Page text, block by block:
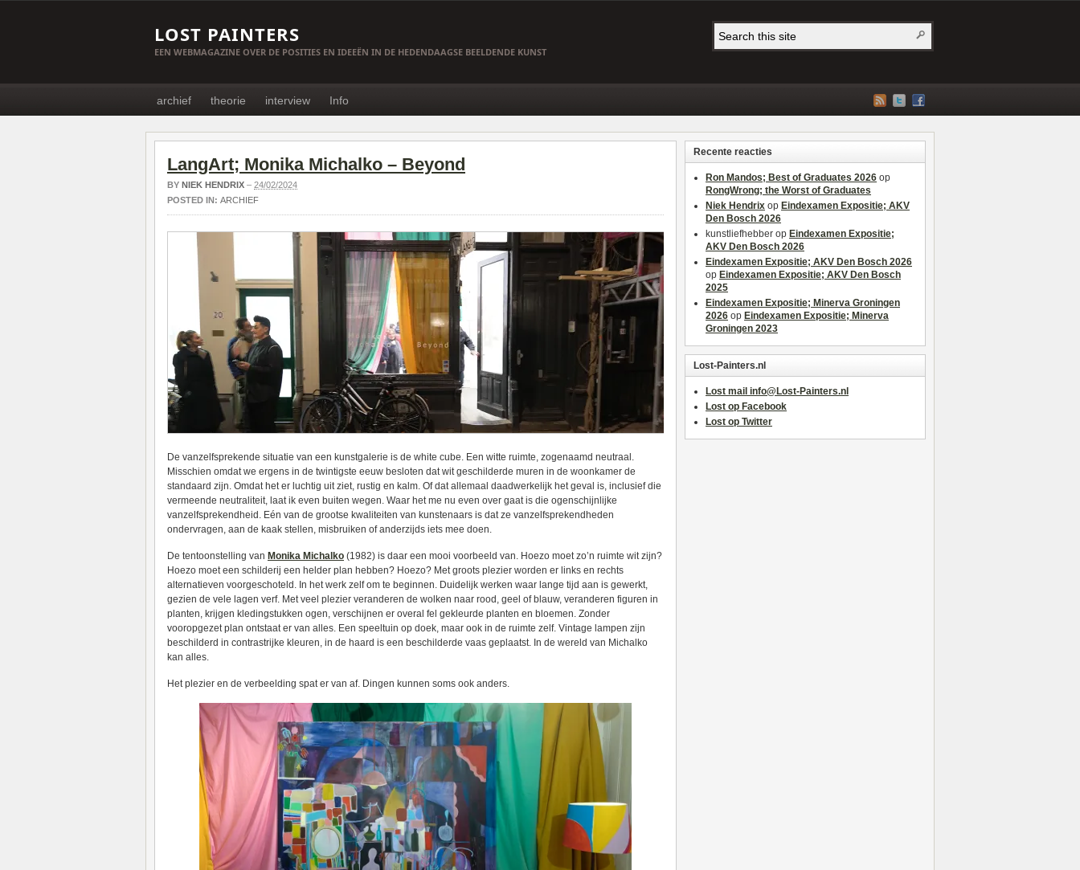
LOST PAINTERS
EEN WEBMAGAZINE OVER DE POSITIES EN IDEEËN IN DE HEDENDAAGSE BEELDENDE KUNST
archief theorie interview Info
LangArt; Monika Michalko – Beyond
BY NIEK HENDRIX – 24/02/2024
POSTED IN: ARCHIEF
De vanzelfsprekende situatie van een kunstgalerie is de white cube. Een witte ruimte, zogenaamd neutraal.
Misschien omdat we ergens in de twintigste eeuw besloten dat wit geschilderde muren in de woonkamer de
standaard zijn. Omdat het er luchtig uit ziet, rustig en kalm. Of dat allemaal daadwerkelijk het geval is, inclusief die
vermeende neutraliteit, laat ik even buiten wegen. Waar het me nu even over gaat is die ogenschijnlijke
vanzelfsprekendheid. Eén van de grootse kwaliteiten van kunstenaars is dat ze vanzelfsprekendheden
ondervragen, aan de kaak stellen, misbruiken of anderzijds iets mee doen.
De tentoonstelling van Monika Michalko (1982) is daar een mooi voorbeeld van. Hoezo moet zo’n ruimte wit zijn?
Hoezo moet een schilderij een helder plan hebben? Hoezo? Met groots plezier worden er links en rechts
alternatieven voorgeschoteld. In het werk zelf om te beginnen. Duidelijk werken waar lange tijd aan is gewerkt,
gezien de vele lagen verf. Met veel plezier veranderen de wolken naar rood, geel of blauw, veranderen figuren in
planten, krijgen kledingstukken ogen, verschijnen er overal fel gekleurde planten en bloemen. Zonder
vooropgezet plan ontstaat er van alles. Een speeltuin op doek, maar ook in de ruimte zelf. Vintage lampen zijn
beschilderd in contrastrijke kleuren, in de haard is een beschilderde vaas geplaatst. In de wereld van Michalko
kan alles.
Het plezier en de verbeelding spat er van af. Dingen kunnen soms ook anders.
Recente reacties
Ron Mandos; Best of Graduates 2026 op
RongWrong; the Worst of Graduates
Niek Hendrix op Eindexamen Expositie; AKV
Den Bosch 2026
kunstliefhebber op Eindexamen Expositie;
AKV Den Bosch 2026
Eindexamen Expositie; AKV Den Bosch 2026
op Eindexamen Expositie; AKV Den Bosch
2025
Eindexamen Expositie; Minerva Groningen
2026 op Eindexamen Expositie; Minerva
Groningen 2023
Lost-Painters.nl
Lost mail info@Lost-Painters.nl
Lost op Facebook
Lost op Twitter